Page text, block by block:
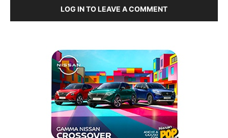
LOG IN TO LEAVE A COMMENT